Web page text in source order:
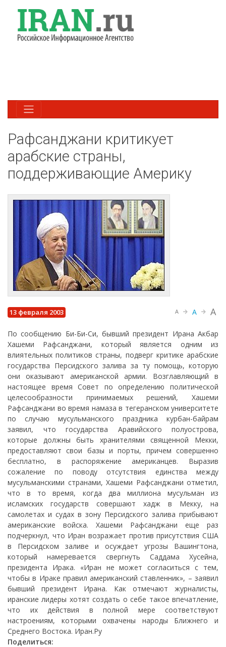
Рафсанджани критикует
арабские страны,
поддерживающие Америку
13 февраля 2003 A A A
По сообщению Би-Би-Си, бывший президент Ирана Акбар
Хашеми Рафсанджани, который является одним из
влиятельных политиков страны, подверг критике арабские
государства Персидского залива за ту помощь, которую
они оказывают американской армии. Возглавляющий в
настоящее время Совет по определению политической
целесообразности принимаемых решений, Хашеми
Рафсанджани во время намаза в тегеранском университете
по случаю мусульманского праздника курбан-байрам
заявил, что государства Аравийского полуострова,
которые должны быть хранителями священной Мекки,
предоставляют свои базы и порты, причем совершенно
бесплатно, в распоряжение американцев. Выразив
сожаление по поводу отсутствия единства между
мусульманскими странами, Хашеми Рафсанджани отметил,
что в то время, когда два миллиона мусульман из
исламских государств совершают хадж в Мекку, на
самолетах и судах в зону Персидского залива прибывают
американские войска. Хашеми Рафсанджани еще раз
подчеркнул, что Иран возражает против присутствия США
в Персидском заливе и осуждает угрозы Вашингтона,
который намеревается свергнуть Саддама Хусейна,
президента Ирака. «Иран не может согласиться с тем,
чтобы в Ираке правил американский ставленник», – заявил
бывший президент Ирана. Как отмечают журналисты,
иранские лидеры хотят создать о себе такое впечатление,
что их действия в полной мере соответствуют
настроениям, которыми охвачены народы Ближнего и
Среднего Востока. Иран.Ру
Поделиться: